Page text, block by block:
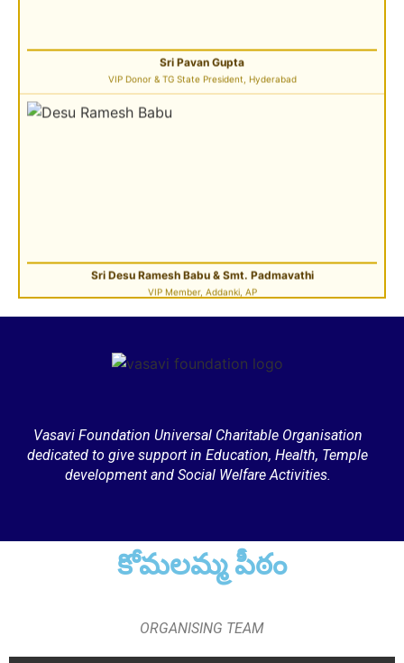
Sri Pulavarthi Ramakrishna Rao
Sri Vutturi Swaraj & Smt. Sneha
Vasavi Foundation Universal Charitable Organisation
dedicated to give support in Education, Health, Temple
development and Social Welfare Activities.
కోమలమ్మ పీఠం
ORGANISING TEAM